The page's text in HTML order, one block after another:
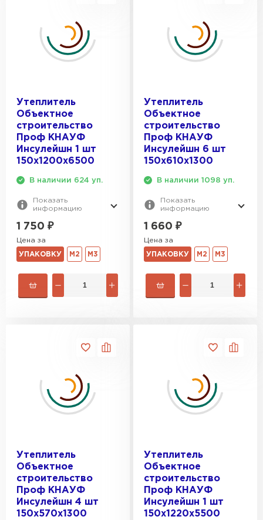
Утеплитель
Объектное
строительство
Проф КНАУФ
Инсулейшн 1 шт
150х1200х6500
В наличии 624 уп.
Показать
информацию
1 750 ₽
Цена за
УПАКОВКУ М2 М3
Утеплитель
Объектное
строительство
Проф КНАУФ
Инсулейшн 6 шт
150х610х1300
В наличии 1098 уп.
Показать
информацию
1 660 ₽
Цена за
УПАКОВКУ М2 М3
Утеплитель
Объектное
строительство
Проф КНАУФ
Инсулейшн 4 шт
150х570х1300
Утеплитель
Объектное
строительство
Проф КНАУФ
Инсулейшн 1 шт
150х1220х5500